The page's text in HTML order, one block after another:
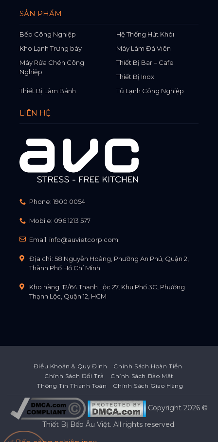
SẢN PHẨM
Bếp Công Nghiệp
Hệ Thống Hút Khói
Kho Lạnh Trưng bày
Máy Làm Đá Viên
Máy Rửa Chén Công
Nghiệp
Thiết Bị Bar – Cafe
Thiết Bị Inox
Thiết Bị Làm Bánh
Tủ Lạnh Công Nghiệp
LIÊN HỆ
Phone: 1900 0054
Mobile: 096 1213 577
Email: info@auvietcorp.com
Địa chỉ: 58 Nguyễn Hoàng, Phường An Phú, Quận 2,
Thành Phố Hồ Chí Minh
Kho hàng: 12/64 Thạnh Lộc 27, Khu Phố 3C, Phường
Thạnh Lộc, Quận 12, HCM
Điều Khoản & Quy Định
Chính Sách Hoàn Tiền
Chính Sách Đổi Trả
Chính Sách Bảo Mật
Thông Tin Thanh Toán
Chính Sách Giao Hàng
Copyright 2026 ©
Thiết Bị Bếp Âu Việt. All rights reserved.